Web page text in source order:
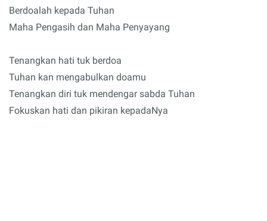
Berdoalah kepada Tuhan
Maha Pengasih dan Maha Penyayang
Tenangkan hati tuk berdoa
Tuhan kan mengabulkan doamu
Tenangkan diri tuk mendengar sabda Tuhan
Fokuskan hati dan pikiran kepadaNya